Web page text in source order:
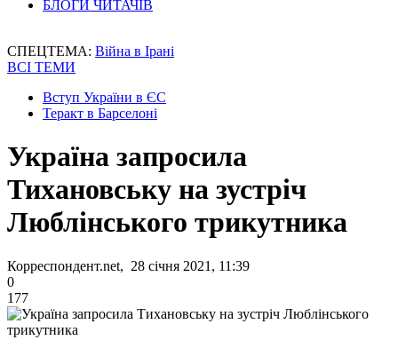
БЛОГИ ЧИТАЧІВ
СПЕЦТЕМА: Війна в Ірані
ВСІ ТЕМИ
Вступ України в ЄС
Теракт в Барселоні
Україна запросила
Тихановську на зустріч
Люблінського трикутника
Корреспондент.net, 28 січня 2021, 11:39
0
177